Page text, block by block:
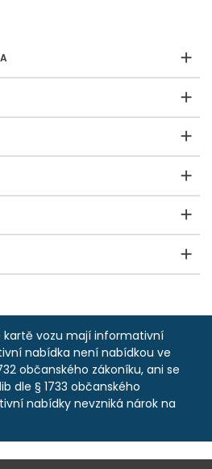
kartě vozu mají informativní
nabídka není nabídkou ve
občanského zákoníku, ani se
dle § 1733 občanského
nabídky nevzniká nárok na